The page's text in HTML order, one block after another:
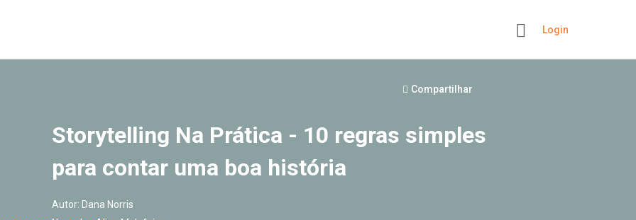
Login
Compartilhar
Storytelling Na Prática - 10 regras simples
para contar uma boa história
Autor: Dana Norris